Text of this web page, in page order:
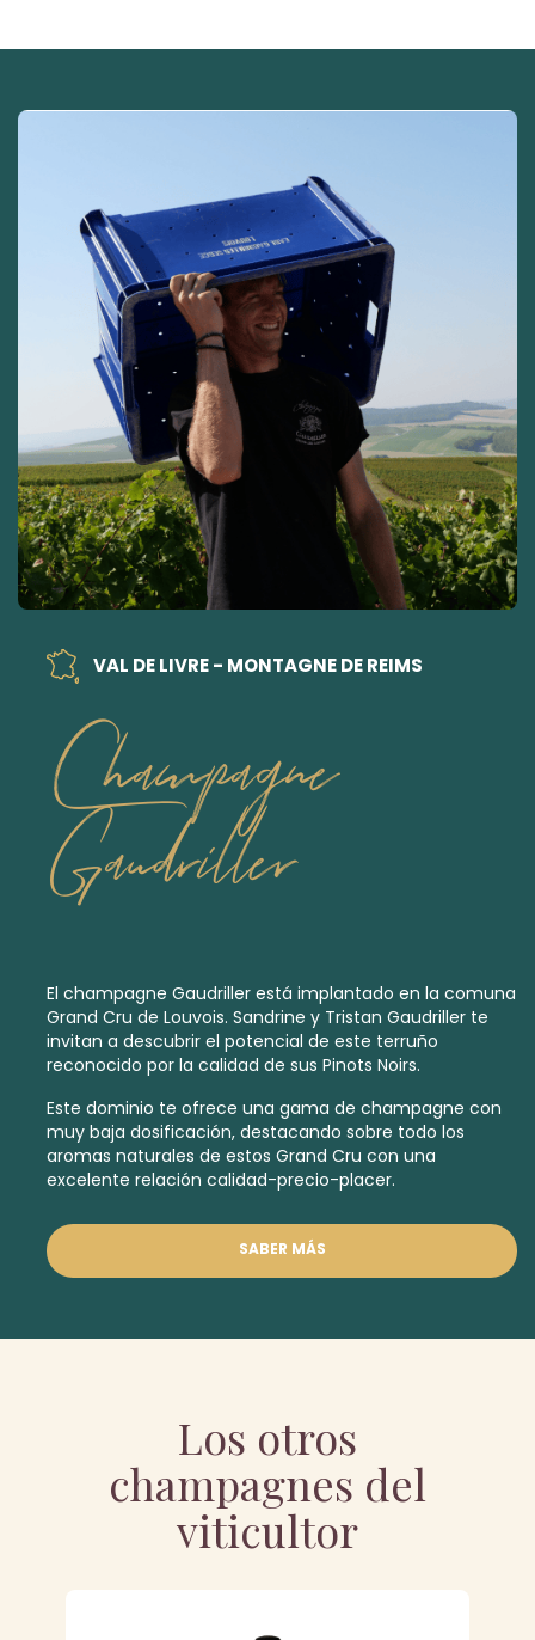
VAL DE LIVRE - MONTAGNE DE REIMS
Champagne
Gaudriller
El champagne Gaudriller está implantado en la comuna
Grand Cru de Louvois. Sandrine y Tristan Gaudriller te
invitan a descubrir el potencial de este terruño
reconocido por la calidad de sus Pinots Noirs.
Este dominio te ofrece una gama de champagne con
muy baja dosificación, destacando sobre todo los
aromas naturales de estos Grand Cru con una
excelente relación calidad-precio-placer.
SABER MÁS
Los otros
champagnes del
viticultor